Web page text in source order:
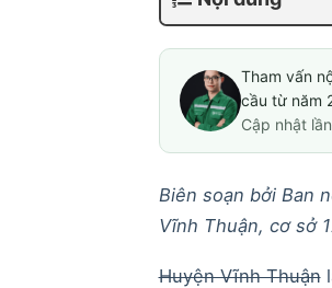
Tham vấn
cầu từ năm
Cập nhật
Biên soạn bởi Ban
Vĩnh Thuận, cơ sở
Huyện Vĩnh Thuận